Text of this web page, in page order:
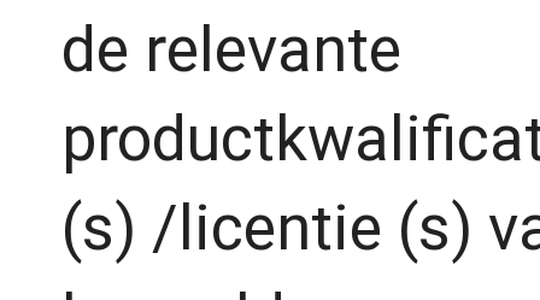
de relevante
(s) /licentie (s)